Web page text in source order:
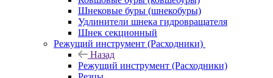
Шнековые буры (шнекобуры)
Удлинители шнека гидровращателя
Шнек секционный
Режущий инструмент (Расходники)
Назад
Режущий инструмент (Расходники)